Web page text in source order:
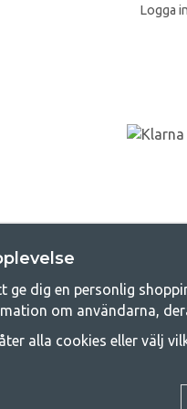
Logga in
erbjuder vi riktigt bra priser
ge dig en personlig
om användarna,
alla cookies eller välj